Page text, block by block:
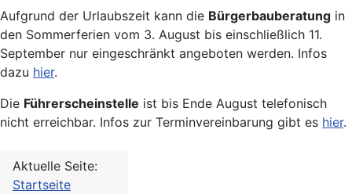
Aufgrund der Urlaubszeit kann die Bürgerbauberatung in
den Sommerferien vom 3. August bis einschließlich 11.
September nur eingeschränkt angeboten werden. Infos
dazu hier.
Die Führerscheinstelle ist bis Ende August telefonisch
nicht erreichbar. Infos zur Terminvereinbarung gibt es hier.
Aktuelle Seite:
Startseite